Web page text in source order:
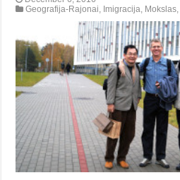
Geografija-Rajonai Imigracija Mokslas